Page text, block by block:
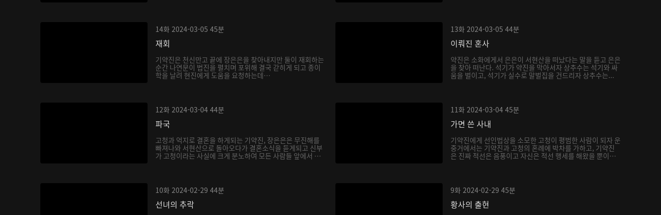
14화 2024-03-05 45분
재회
기약진은 천신만고 끝에 장은은을 찾아내지만 둘이 재회하는
순간 나연문이 법진을 펼치며 포위해 결국 갇히게 되고 종이
학을 날려 현진에게 도움을 요청하는데…
13화 2024-03-05 44분
이뤄진 혼사
약진은 소화에게서 은은이 서현산을 떠났다는 말을 듣고 은은
을 찾아 떠난다. 석기가 약진을 막아서자 상추수는 석기와 싸
움을 벌이고, 석기가 실수로 말벌집을 건드리자 상추수는...
12화 2024-03-04 44분
파국
고청과 억지로 결혼을 하게되는 기약진, 장은은은 무진해를
빠져나와 서현산으로 돌아오다가 결혼소식을 듣게되고 신부
가 고청이라는 사실에 크게 분노하여 모든 사람들 앞에서 천
11화 2024-03-04 45분
가면 쓴 사내
기약진에게 선인법상을 소모한 고청이 평범한 사람이 되자 운
중거에서는 기약진과 고청의 혼례에 박차를 가하고, 기약진
은 진짜 적선은 음풍이고 자신은 적선 행세를 해왔을 뿐이
10화 2024-02-29 44분
선녀의 추락
9화 2024-02-29 45분
황사의 출현